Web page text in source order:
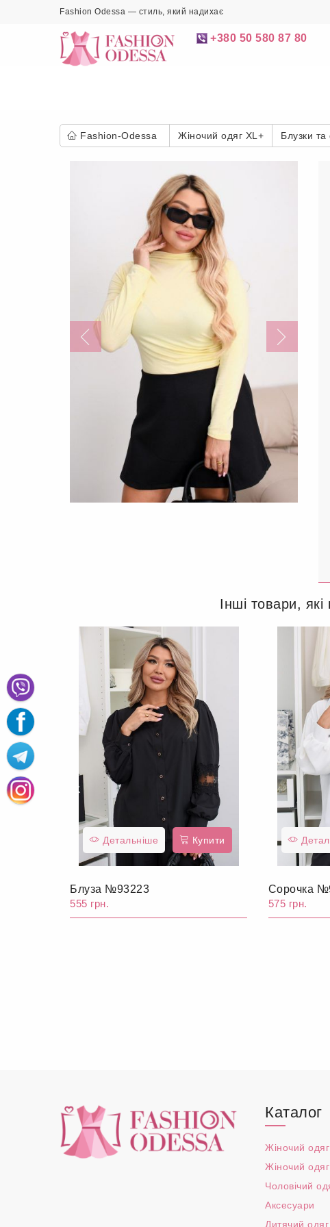
Fashion Odessa — стиль, який надихає
+380 50 580 87 80
Fashion-Odessa Жіночий одяг XL+ Блузки
Інші товари,
Детальніше Купити
Блуза №93223
555 грн.
Сорочка
575 грн.
Каталог
Жіночий
Жіночий
Чоловічий
Аксесуари
Дитячий одяг